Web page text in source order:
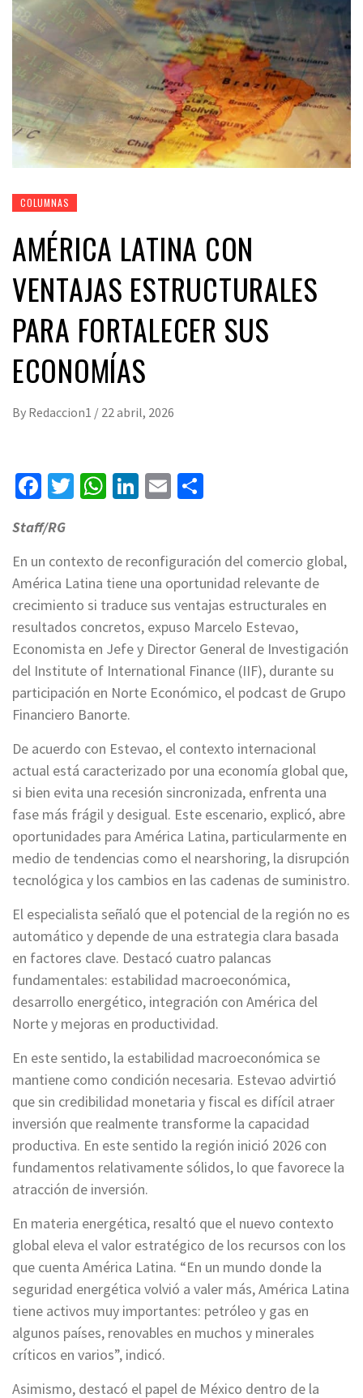
COLUMNAS
AMÉRICA LATINA CON
VENTAJAS ESTRUCTURALES
PARA FORTALECER SUS
ECONOMÍAS
By Redaccion1 / 22 abril, 2026
Facebook
Twitter
WhatsApp
LinkedIn
Email
Staff/RG
En un contexto de reconfiguración del comercio global,
América Latina tiene una oportunidad relevante de
crecimiento si traduce sus ventajas estructurales en
resultados concretos, expuso Marcelo Estevao,
Economista en Jefe y Director General de Investigación
del Institute of International Finance (IIF), durante su
participación en Norte Económico, el podcast de Grupo
Financiero Banorte.
De acuerdo con Estevao, el contexto internacional
actual está caracterizado por una economía global que,
si bien evita una recesión sincronizada, enfrenta una
fase más frágil y desigual. Este escenario, explicó, abre
oportunidades para América Latina, particularmente en
medio de tendencias como el nearshoring, la disrupción
tecnológica y los cambios en las cadenas de suministro.
El especialista señaló que el potencial de la región no es
automático y depende de una estrategia clara basada
en factores clave. Destacó cuatro palancas
fundamentales: estabilidad macroeconómica,
desarrollo energético, integración con América del
Norte y mejoras en productividad.
En este sentido, la estabilidad macroeconómica se
mantiene como condición necesaria. Estevao advirtió
que sin credibilidad monetaria y fiscal es difícil atraer
inversión que realmente transforme la capacidad
productiva. En este sentido la región inició 2026 con
fundamentos relativamente sólidos, lo que favorece la
atracción de inversión.
En materia energética, resaltó que el nuevo contexto
global eleva el valor estratégico de los recursos con los
que cuenta América Latina. “En un mundo donde la
seguridad energética volvió a valer más, América Latina
tiene activos muy importantes: petróleo y gas en
algunos países, renovables en muchos y minerales
críticos en varios”, indicó.
Asimismo, destacó el papel de México dentro de la